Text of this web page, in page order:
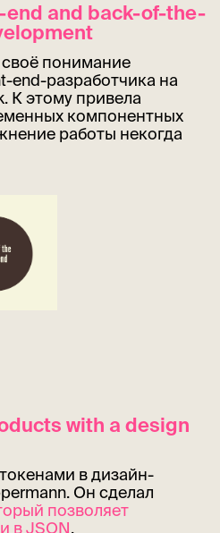
and back-of-the-
понимание
end-разработчика на
К этому привела
компонентных
работы некогда
with a design
в дизайн-
Он сделал
позволяет
в JSON.